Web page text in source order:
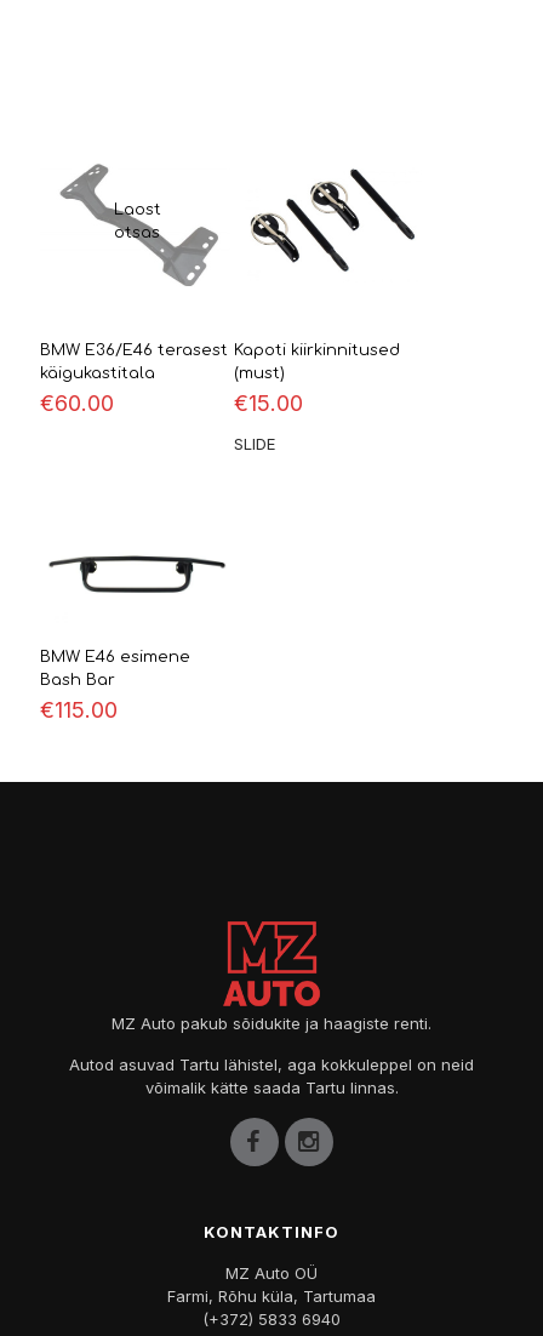
Laost
otsas
BMW E36/E46 terasest
käigukastitala
€60.00
Kapoti kiirkinnitused
(must)
€15.00
SLIDE
BMW E46 esimene
Bash Bar
€115.00
MZ Auto pakub sõidukite ja haagiste renti.
Autod asuvad Tartu lähistel, aga kokkuleppel on neid
võimalik kätte saada Tartu linnas.
KONTAKTINFO
MZ Auto OÜ
Farmi, Rõhu küla, Tartumaa
(+372) 5833 6940